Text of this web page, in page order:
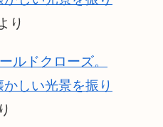
り
ルドクローズ。
しい光景を振り